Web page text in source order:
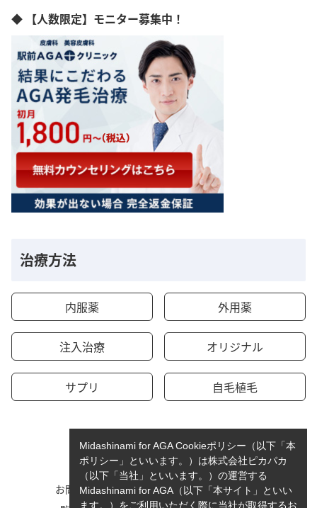
◆ 【人数限定】モニター募集中！
治療方法
内服薬 外用薬
注入治療 オリジナル
サプリ 自毛植毛
お問い合わせ
運営者情報
Midashinami for AGA Cookieポリシー（以下「本
ポリシー」といいます。）は株式会社ピカパカ
（以下「当社」といいます。）の運営する
Midashinami for AGA（以下「本サイト」といい
ます。）をご利用いただく際に当社が取得するお